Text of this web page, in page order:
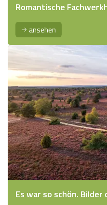
Romantische
ansehen
Es war so schön.